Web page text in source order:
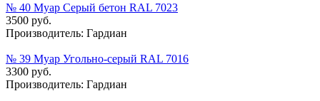
№ 40 Муар Серый бетон RAL 7023
3500 руб.
Производитель: Гардиан
№ 39 Муар Угольно-серый RAL 7016
3300 руб.
Производитель: Гардиан